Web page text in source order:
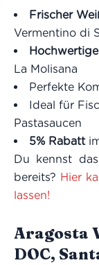
Frischer
Vermentino di
La Molisana
Perfekte
Ideal für
Pastasaucen
5% Rabatt
Du kennst
bereits? Hier
lassen!
Aragosta
DOC,